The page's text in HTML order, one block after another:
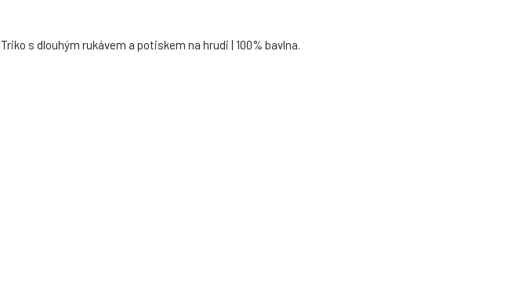
Triko s dlouhým rukávem a potiskem na hrudi | 100% bavlna.